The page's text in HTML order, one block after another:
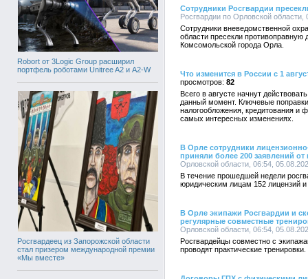
Robort от 3Logic Group расширил
портфель роботами Unitree A2 и A2-W
Росгвардеец из Запорожской области
стал призером международной премии
«Мы вместе»
Сотрудники Росгвардии
Росгвардии по Орловской
Сотрудники вневедомственной
области пресекли противоправную
Комсомольской города Орла.
Что изменится в России с 1
82
Всего в августе начнут
данный момент. Ключевые
налогообложения, кредитования и
самых интересных изменениях.
В Орле сотрудники
приняли более 200 заявлений от
Орловской области, 06:54,
В течение прошедшей недели
юридическим лицам 152 лицензий
В Орле экипажи Росгвардии и
регулярные совместные
Орловской области, 06:54,
Росгвардейцы совместно с
проводят практические тренировки.